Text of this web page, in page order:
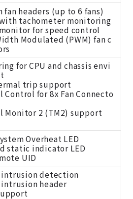
fan headers (up to 6 fans)
tachometer monitoring
for speed control
Modulated (PWM) fan c
for CPU and chassis envi
trip support
Control for 8x Fan Connecto
Monitor 2 (TM2) support
Overheat LED
static indicator LED
UID
intrusion detection
intrusion header